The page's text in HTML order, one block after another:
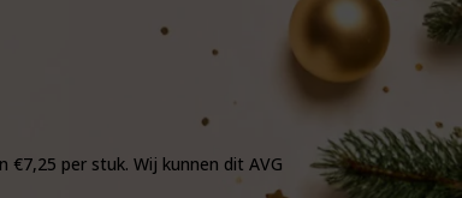
per stuk. Wij kunnen dit AVG